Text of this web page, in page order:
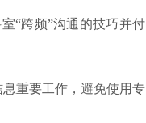
“跨频”沟通的技巧并付
重要工作，避免使用专